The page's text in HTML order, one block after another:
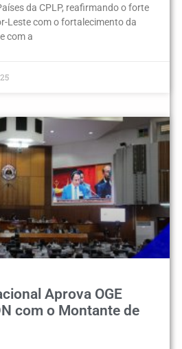
da CPLP, reafirmando o forte
Leste com o fortalecimento da
com a
Aprova OGE
com o Montante de